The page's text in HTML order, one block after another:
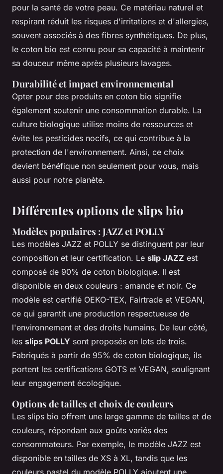
pour la santé de votre peau. Ce matériau naturel et
respirant réduit les risques d'irritations et d'allergies,
souvent associés à des fibres synthétiques. De plus,
le coton bio est connu pour sa capacité à maintenir
sa douceur même après plusieurs lavages.
Durabilité et impact environnemental
Opter pour des produits en coton bio signifie
également soutenir une consommation durable. La
culture biologique utilise moins de ressources et
évite les pesticides nocifs, ce qui contribue à la
protection de l'environnement. Ainsi, ce choix
devient bénéfique non seulement pour vous, mais
aussi pour notre planète.
Différentes options de slips bio
Modèles populaires : JAZZ et POLLY
Les modèles JAZZ et POLLY se distinguent par leur
composition et leur certification. Le slip JAZZ est
composé de 90% de coton biologique. Il est
disponible en deux couleurs : amande et noir. Ce
modèle est certifié OEKO-TEX, Fairtrade et VEGAN,
ce qui garantit une production respectueuse de
l'environnement et des droits humains. De leur côté,
les slips POLLY sont proposés en lots de trois.
Fabriqués à partir de 95% de coton biologique, ils
portent les certifications GOTS et VEGAN, soulignant
leur engagement écologique.
Options de tailles et choix de couleurs
Les slips bio offrent une large gamme de tailles et de
couleurs, répondant aux goûts variés des
consommateurs. Par exemple, le modèle JAZZ est
disponible en tailles de XS à XL, tandis que les
couleurs pastel du modèle POLLY ajoutent une